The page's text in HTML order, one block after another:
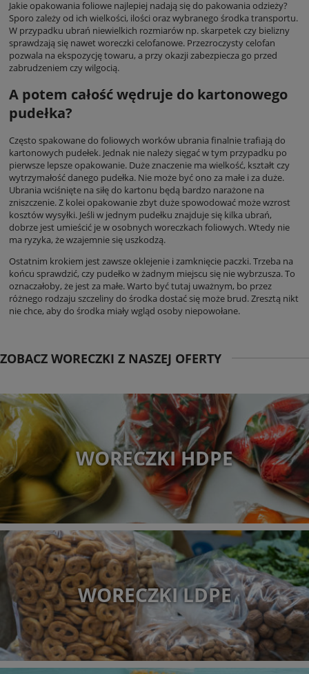
Jakie opakowania foliowe najlepiej nadają się do pakowania odzieży?
Sporo zależy od ich wielkości, ilości oraz wybranego środka transportu.
W przypadku ubrań niewielkich rozmiarów np. skarpetek czy bielizny
sprawdzają się nawet woreczki celofanowe. Przezroczysty celofan
pozwala na ekspozycję towaru, a przy okazji zabezpiecza go przed
zabrudzeniem czy wilgocią.
A potem całość wędruje do kartonowego
pudełka?
Często spakowane do foliowych worków ubrania finalnie trafiają do
kartonowych pudełek. Jednak nie należy sięgać w tym przypadku po
pierwsze lepsze opakowanie. Duże znaczenie ma wielkość, kształt czy
wytrzymałość danego pudełka. Nie może być ono za małe i za duże.
Ubrania wciśnięte na siłę do kartonu będą bardzo narażone na
zniszczenie. Z kolei opakowanie zbyt duże spowodować może wzrost
kosztów wysyłki. Jeśli w jednym pudełku znajduje się kilka ubrań,
dobrze jest umieścić je w osobnych woreczkach foliowych. Wtedy nie
ma ryzyka, że wzajemnie się uszkodzą.
Ostatnim krokiem jest zawsze oklejenie i zamknięcie paczki. Trzeba na
końcu sprawdzić, czy pudełko w żadnym miejscu się nie wybrzusza. To
oznaczałoby, że jest za małe. Warto być tutaj uważnym, bo przez
różnego rodzaju szczeliny do środka dostać się może brud. Zresztą nikt
nie chce, aby do środka miały wgląd osoby niepowołane.
ZOBACZ WORECZKI Z NASZEJ OFERTY
WORECZKI HDPE
WORECZKI LDPE